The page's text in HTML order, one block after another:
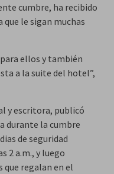
cumbre, ha recibido
que le sigan muchas
ellos y también
a la suite del hotel”,
y escritora, publicó
durante la cumbre
de seguridad
2 a.m., y luego
regalan en el